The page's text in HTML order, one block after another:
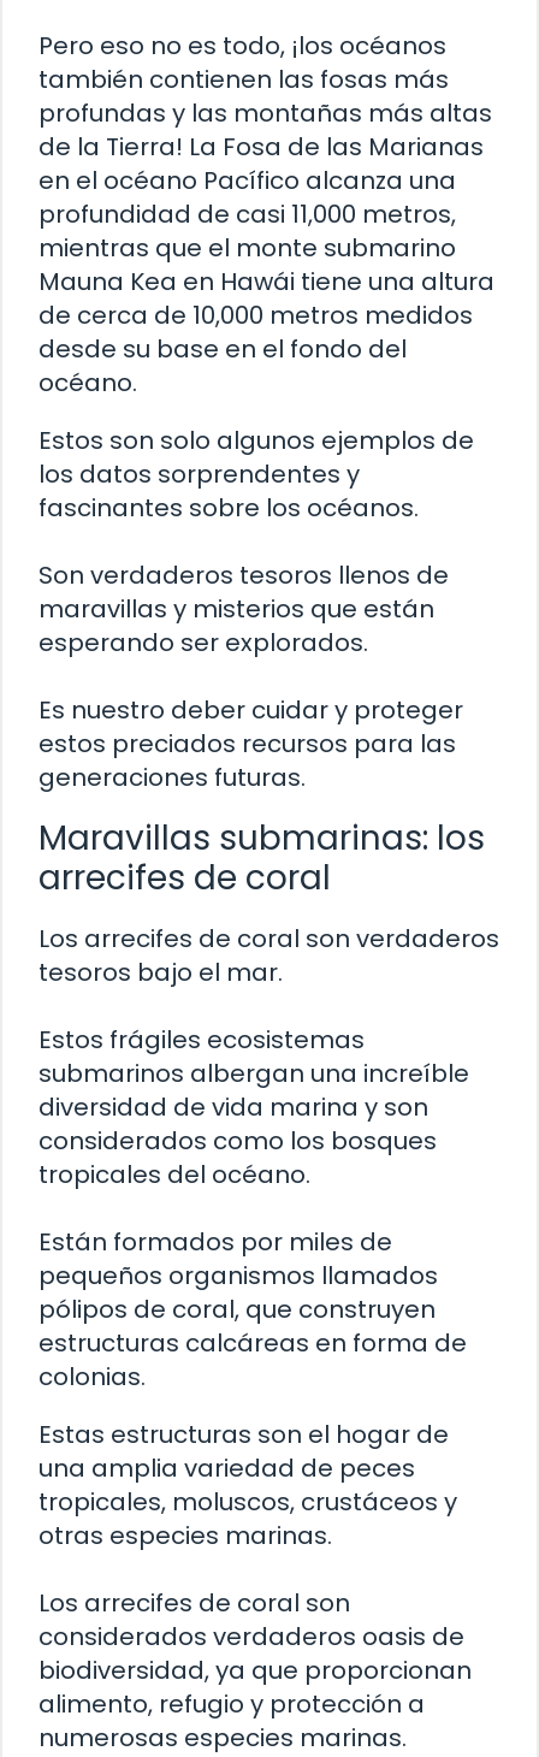
Pero eso no es todo, ¡los océanos
también contienen las fosas más
profundas y las montañas más altas
de la Tierra! La Fosa de las Marianas
en el océano Pacífico alcanza una
profundidad de casi 11,000 metros,
mientras que el monte submarino
Mauna Kea en Hawái tiene una altura
de cerca de 10,000 metros medidos
desde su base en el fondo del
océano.
Estos son solo algunos ejemplos de
los datos sorprendentes y
fascinantes sobre los océanos.
Son verdaderos tesoros llenos de
maravillas y misterios que están
esperando ser explorados.
Es nuestro deber cuidar y proteger
estos preciados recursos para las
generaciones futuras.
Maravillas submarinas: los
arrecifes de coral
Los arrecifes de coral son verdaderos
tesoros bajo el mar.
Estos frágiles ecosistemas
submarinos albergan una increíble
diversidad de vida marina y son
considerados como los bosques
tropicales del océano.
Están formados por miles de
pequeños organismos llamados
pólipos de coral, que construyen
estructuras calcáreas en forma de
colonias.
Estas estructuras son el hogar de
una amplia variedad de peces
tropicales, moluscos, crustáceos y
otras especies marinas.
Los arrecifes de coral son
considerados verdaderos oasis de
biodiversidad, ya que proporcionan
alimento, refugio y protección a
numerosas especies marinas.